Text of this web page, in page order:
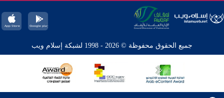
جميع الحقوق محفوظة © 2026 - 1998 لشبكة إسلام ويب